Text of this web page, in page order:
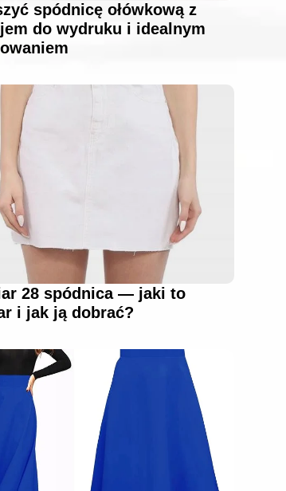
spódnicę ołówkową z
do wydruku i idealnym
28 spódnica — jaki to
i jak ją dobrać?